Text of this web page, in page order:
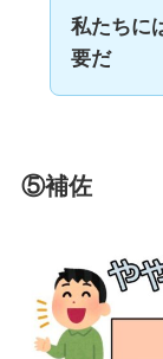
私たちに
要だ
⑤補佐